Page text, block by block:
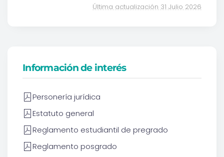
Última actualización 31 Julio 2026
Información de interés
Personería jurídica
Estatuto general
Reglamento estudiantil de pregrado
Reglamento posgrado